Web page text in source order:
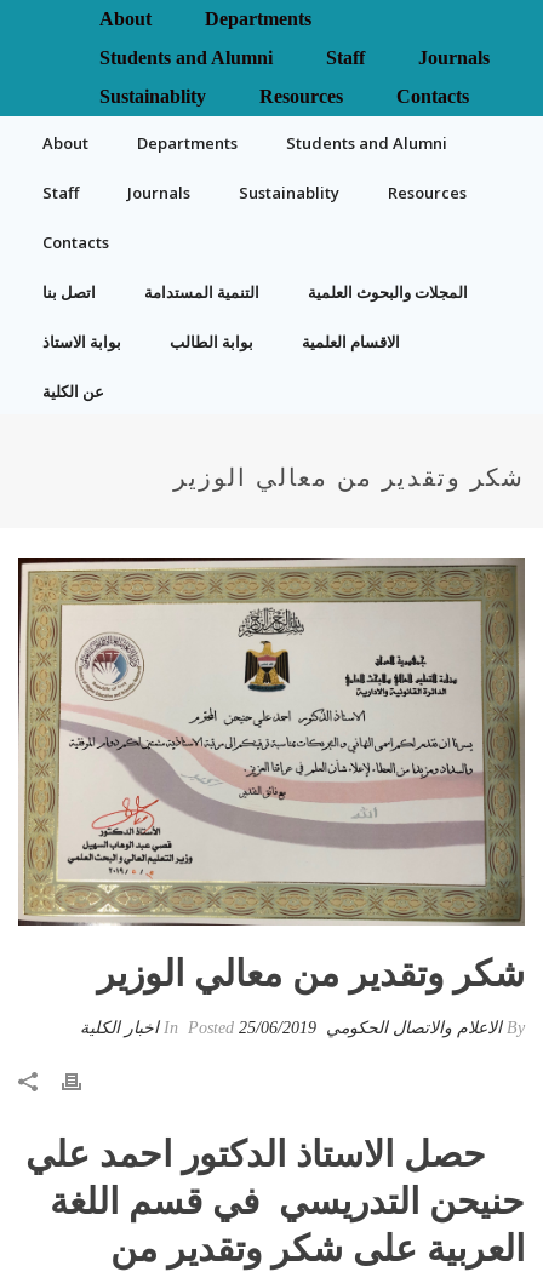
About
Departments
Students and Alumni
Staff
Journals
Sustainablity
Resources Contacts
About Departments Students and Alumni
Staff Journals Sustainablity Resources
Contacts
اتصل بنا التنمية المستدامة المجلات والبحوث العلمية
بوابة الاستاذ بوابة الطالب الاقسام العلمية
عن الكلية
شكر وتقدير من معالي الوزير
شكر وتقدير من معالي الوزير
By الاعلام والاتصال الحكومي 25/06/2019 اخبار الكلية
حصل الاستاذ الدكتور احمد علي
حنيحن التدريسي في قسم اللغة
العربية على شكر وتقدير من